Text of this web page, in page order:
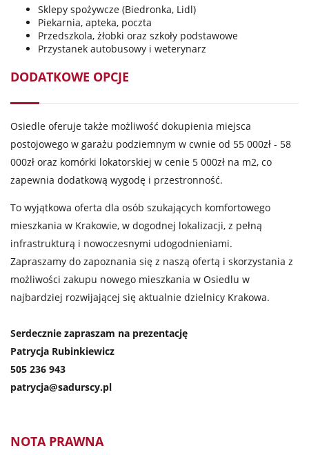
Sklepy spożywcze (Biedronka, Lidl)
Piekarnia, apteka, poczta
Przedszkola, żłobki oraz szkoły podstawowe
Przystanek autobusowy i weterynarz
DODATKOWE OPCJE
Osiedle oferuje także możliwość dokupienia miejsca
postojowego w garażu podziemnym w cwnie od 55 000zł - 58
000zł oraz komórki lokatorskiej w cenie 5 000zł na m2, co
zapewnia dodatkową wygodę i przestronność.
To wyjątkowa oferta dla osób szukających komfortowego
mieszkania w Krakowie, w dogodnej lokalizacji, z pełną
infrastrukturą i nowoczesnymi udogodnieniami.
Zapraszamy do zapoznania się z naszą ofertą i skorzystania z
możliwości zakupu nowego mieszkania w Osiedlu w
najbardziej rozwijającej się aktualnie dzielnicy Krakowa.
Serdecznie zapraszam na prezentację
Patrycja Rubinkiewicz
505 236 943
patrycja@sadurscy.pl
NOTA PRAWNA